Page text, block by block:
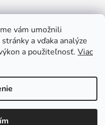
vám umožnili
a vďaka analýze
a použiteľnosť. Viac